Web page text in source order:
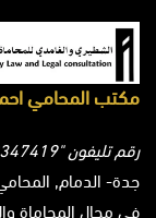
مكتب المحامي
رقم تليفون "0553347419
في مجال المحاماة